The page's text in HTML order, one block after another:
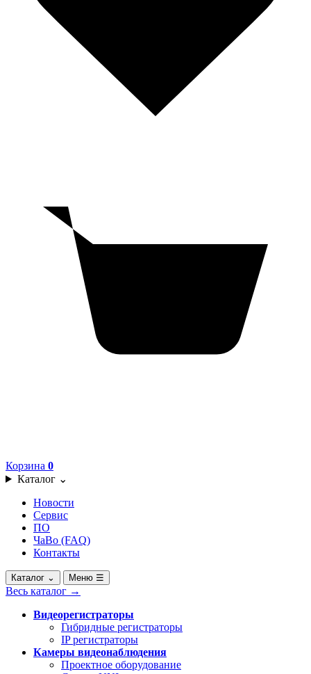
Корзина 0
Каталог ⌄
Новости
Сервис
ПО
ЧаВо (FAQ)
Контакты
Каталог ⌄ Меню ☰
Весь каталог →
Видеорегистраторы
Гибридные регистраторы
IP регистраторы
Камеры видеонаблюдения
Проектное оборудование